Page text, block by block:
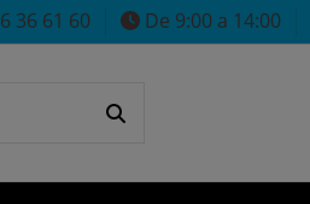
36 61 60 De 9:00 a 14:00